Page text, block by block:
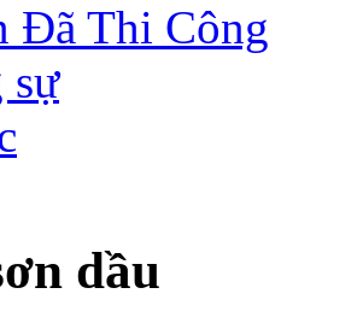
Đã Thi Công
sự
dầu